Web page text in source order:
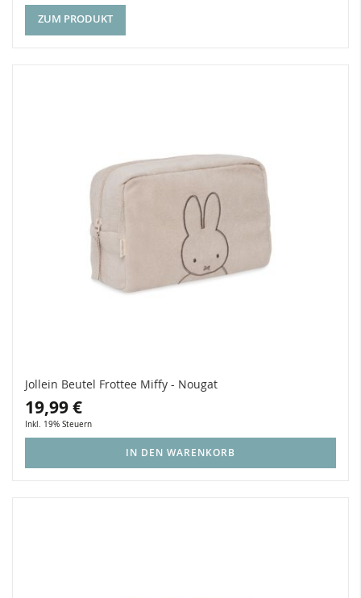
ZUM PRODUKT
Jollein Beutel Frottee Miffy - Nougat
19,99 €
Inkl. 19% Steuern
IN DEN WARENKORB